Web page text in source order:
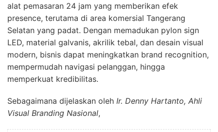
alat pemasaran 24 jam yang memberikan efek
presence, terutama di area komersial Tangerang
Selatan yang padat. Dengan memadukan pylon sign
LED, material galvanis, akrilik tebal, dan desain visual
modern, bisnis dapat meningkatkan brand recognition,
mempermudah navigasi pelanggan, hingga
memperkuat kredibilitas.
Sebagaimana dijelaskan oleh Ir. Denny Hartanto, Ahli
Visual Branding Nasional,